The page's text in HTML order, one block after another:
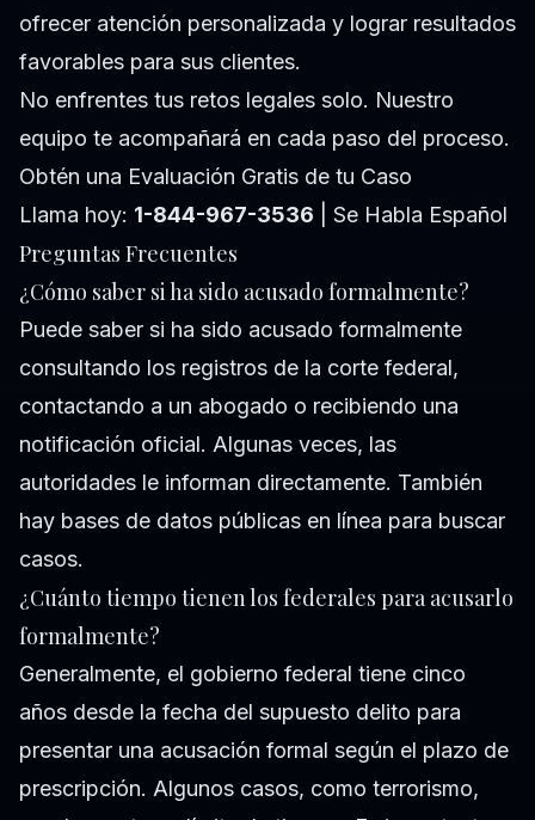
ofrecer atención personalizada y lograr resultados
favorables para sus clientes.
No enfrentes tus retos legales solo. Nuestro
equipo te acompañará en cada paso del proceso.
Obtén una Evaluación Gratis de tu Caso
Llama hoy: 1-844-967-3536 | Se Habla Español
Preguntas Frecuentes
¿Cómo saber si ha sido acusado formalmente?
Puede saber si ha sido acusado formalmente
consultando los registros de la corte federal,
contactando a un abogado o recibiendo una
notificación oficial. Algunas veces, las
autoridades le informan directamente. También
hay bases de datos públicas en línea para buscar
casos.
¿Cuánto tiempo tienen los federales para acusarlo
formalmente?
Generalmente, el gobierno federal tiene cinco
años desde la fecha del supuesto delito para
presentar una acusación formal según el plazo de
prescripción. Algunos casos, como terrorismo,